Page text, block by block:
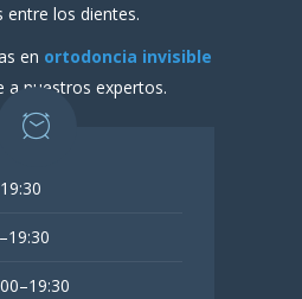
entre los dientes.
en ortodoncia invisible
a nuestros expertos.